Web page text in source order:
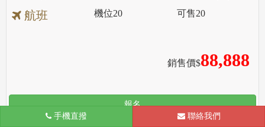
航班
銷售價$88,888
機位20 可售20
報名
手機直撥
聯絡我們